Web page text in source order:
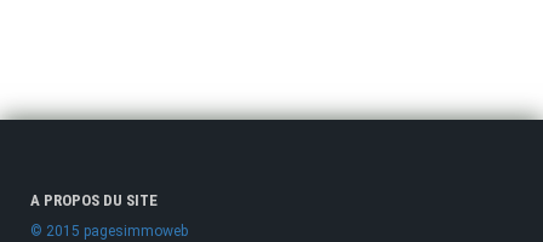
A PROPOS DU SITE
© 2015 pagesimmoweb